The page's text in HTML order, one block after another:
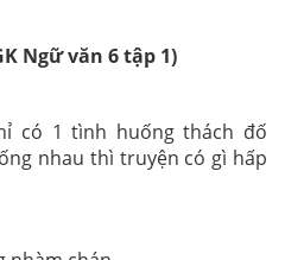
Ngữ văn 6 tập 1)
có 1 tình huống thách đố
nhau thì truyện có gì hấp